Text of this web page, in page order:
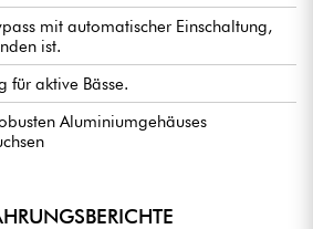
mit automatischer Einschaltung,
ist.
für aktive Bässe.
Aluminiumgehäuses